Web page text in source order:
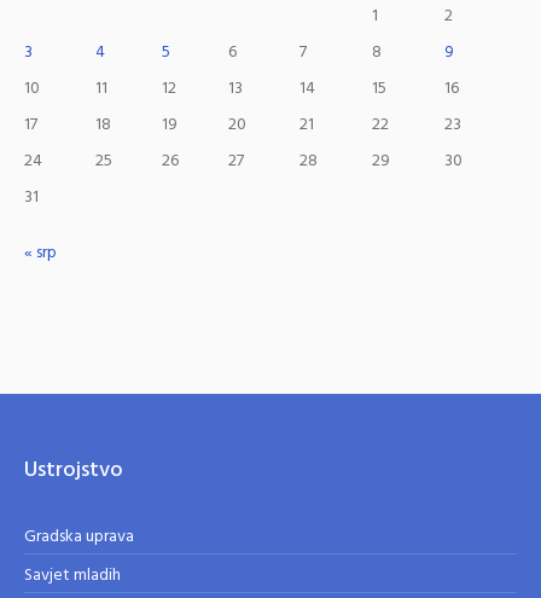
1
2
3
4 5 6 7 8
9
10
11 12 13 14 15
16
17
18 19 20 21 22
23
24
25 26 27 28 29
30
31
« srp
Ustrojstvo
Gradska uprava
Savjet mladih